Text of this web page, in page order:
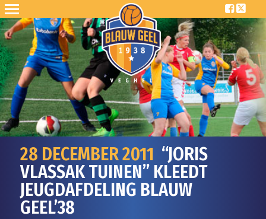
28 DECEMBER 2011 “JORIS
VLASSAK TUINEN” KLEEDT
JEUGDAFDELING BLAUW
GEEL’38